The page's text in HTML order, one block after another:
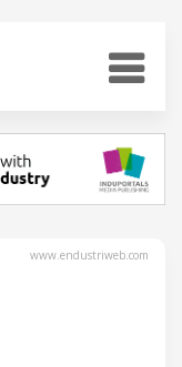
www.endustriweb.com